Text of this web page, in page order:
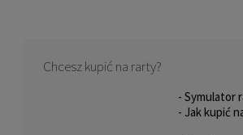
Chcesz kupić na rarty?
- Symulator
- Jak kupić